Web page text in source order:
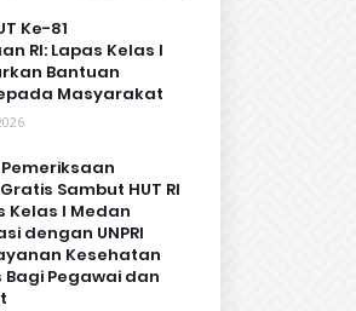
Ke-81
RI: Lapas Kelas I
Bantuan
Masyarakat
Sambut HUT RI
Kelas I Medan
dengan UNPRI
Kesehatan
Bagi Pegawai dan